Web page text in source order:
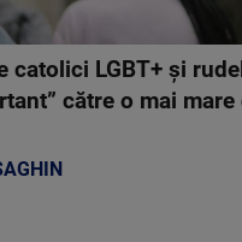
catolici LGBT+ şi
către o mai